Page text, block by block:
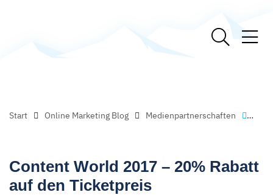
Start Online Marketing Blog Medienpartnerschaften
Content World 2017 – 20% Rabatt
auf den Ticketpreis